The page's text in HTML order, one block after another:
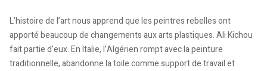
L’histoire de l’art nous apprend que les peintres rebelles ont
apporté beaucoup de changements aux arts plastiques. Ali Kichou
fait partie d’eux. En Italie, l’Algérien rompt avec la peinture
traditionnelle, abandonne la toile comme support de travail et